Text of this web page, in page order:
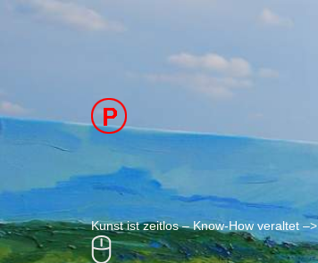
Kunst ist zeitlos – Know-How veraltet –>